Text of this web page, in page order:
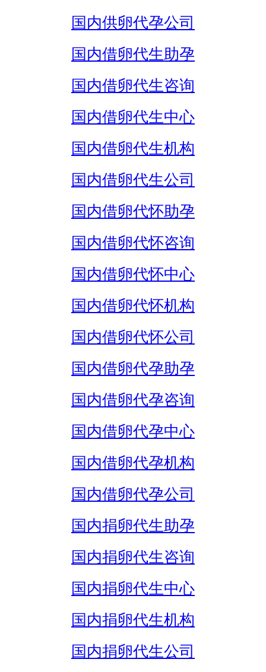
国内供卵代孕公司
国内借卵代生助孕
国内借卵代生咨询
国内借卵代生中心
国内借卵代生机构
国内借卵代生公司
国内借卵代怀助孕
国内借卵代怀咨询
国内借卵代怀中心
国内借卵代怀机构
国内借卵代怀公司
国内借卵代孕助孕
国内借卵代孕咨询
国内借卵代孕中心
国内借卵代孕机构
国内借卵代孕公司
国内捐卵代生助孕
国内捐卵代生咨询
国内捐卵代生中心
国内捐卵代生机构
国内捐卵代生公司